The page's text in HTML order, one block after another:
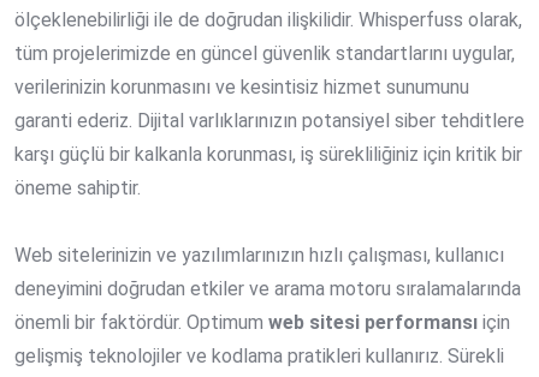
ölçeklenebilirliği ile de doğrudan ilişkilidir. Whisperfuss olarak,
tüm projelerimizde en güncel güvenlik standartlarını uygular,
verilerinizin korunmasını ve kesintisiz hizmet sunumunu
garanti ederiz. Dijital varlıklarınızın potansiyel siber tehditlere
karşı güçlü bir kalkanla korunması, iş sürekliliğiniz için kritik bir
öneme sahiptir.
Web sitelerinizin ve yazılımlarınızın hızlı çalışması, kullanıcı
deneyimini doğrudan etkiler ve arama motoru sıralamalarında
önemli bir faktördür. Optimum web sitesi performansı için
gelişmiş teknolojiler ve kodlama pratikleri kullanırız. Sürekli